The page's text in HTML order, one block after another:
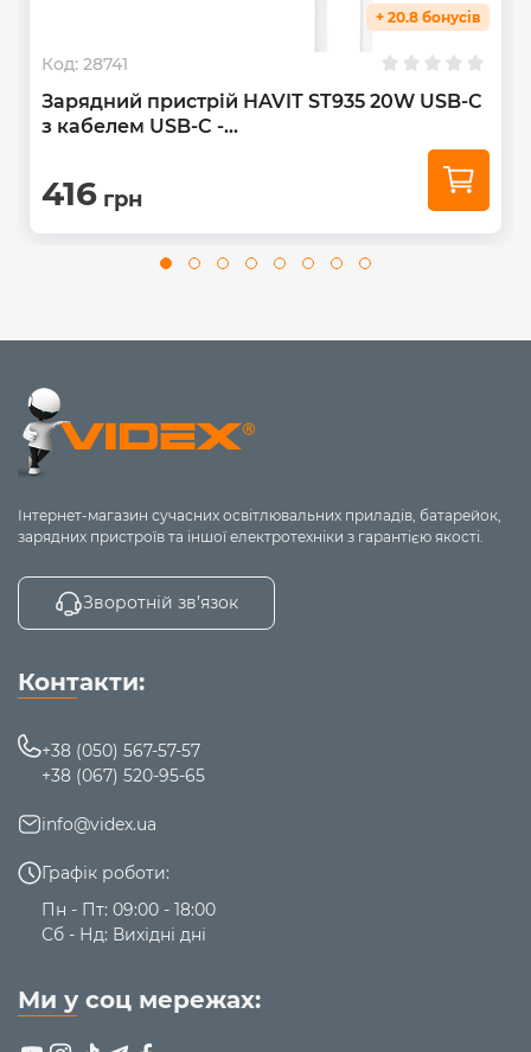
+ 20.8 бонусів
Код: 28741
Зарядний пристрій HAVIT ST935 20W USB-C
з кабелем USB-C -...
416 грн
Інтернет-магазин сучасних освітлювальних приладів, батарейок,
зарядних пристроїв та іншої електротехніки з гарантією якості.
Зворотній зв’язок
Контакти:
+38 (050) 567-57-57
+38 (067) 520-95-65
info@videx.ua
Графік роботи:
Пн - Пт: 09:00 - 18:00
Сб - Нд: Вихідні дні
Ми у соц мережах: